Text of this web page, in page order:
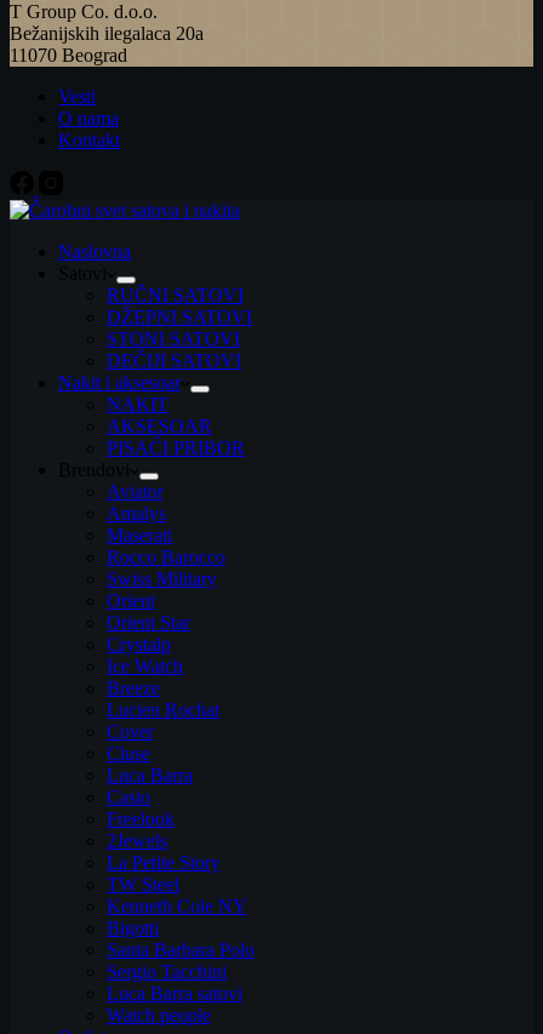
T Group Co. d.o.o.
Bežanijskih ilegalaca 20a
11070 Beograd
Vesti
O nama
Kontakt
Naslovna
Satovi
RUČNI SATOVI
DŽEPNI SATOVI
STONI SATOVI
DEČIJI SATOVI
Nakit i aksesoar
NAKIT
AKSESOAR
PISAĆI PRIBOR
Brendovi
Aviator
Amalys
Maserati
Rocco Barocco
Swiss Military
Orient
Orient Star
Crystalp
Ice Watch
Breeze
Lucien Rochat
Cover
Cluse
Luca Barra
Casio
Freelook
2Jewels
La Petite Story
TW Steel
Kenneth Cole NY
Bigotti
Santa Barbara Polo
Sergio Tacchini
Luca Barra satovi
Watch people